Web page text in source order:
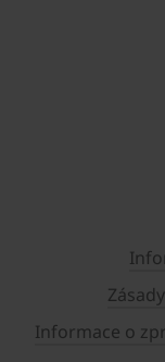
Informace o